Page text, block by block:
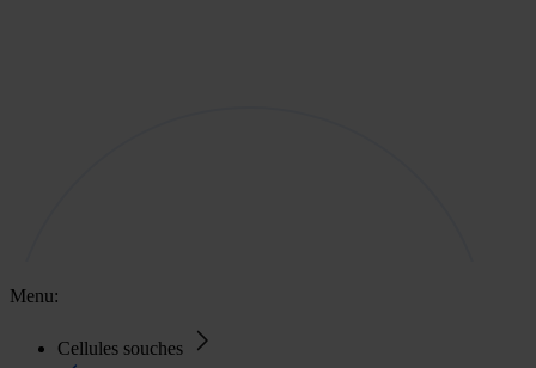
Menu:
Cellules souches